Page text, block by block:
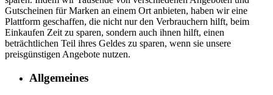
Gutscheinen für Marken an einem Ort anbieten, haben wir eine
Plattform geschaffen, die nicht nur den Verbrauchern hilft, beim
Einkaufen Zeit zu sparen, sondern auch ihnen hilft, einen
beträchtlichen Teil ihres Geldes zu sparen, wenn sie unsere
preisgünstigen Angebote nutzen.
Allgemeines